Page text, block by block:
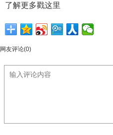
了解更多戳这里
网友评论(0)